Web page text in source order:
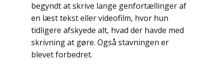
begyndt at skrive lange genfortællinger af
en læst tekst eller videofilm, hvor hun
tidligere afskyede alt, hvad der havde med
skrivning at gøre. Også stavningen er
blevet forbedret.